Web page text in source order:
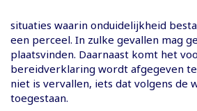
situaties waarin onduidelijkheid
een perceel. In zulke gevallen mag
plaatsvinden. Daarnaast komt het
bereidverklaring wordt afgegeven
niet is vervallen, iets dat volgens de
toegestaan.